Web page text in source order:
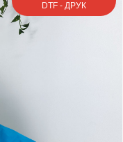
DTF - ДРУК